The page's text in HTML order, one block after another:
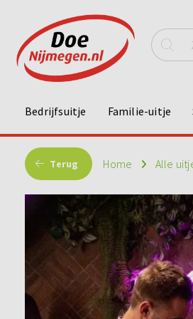
Bedrijfsuitje Familie-uitje
Terug Home Alle